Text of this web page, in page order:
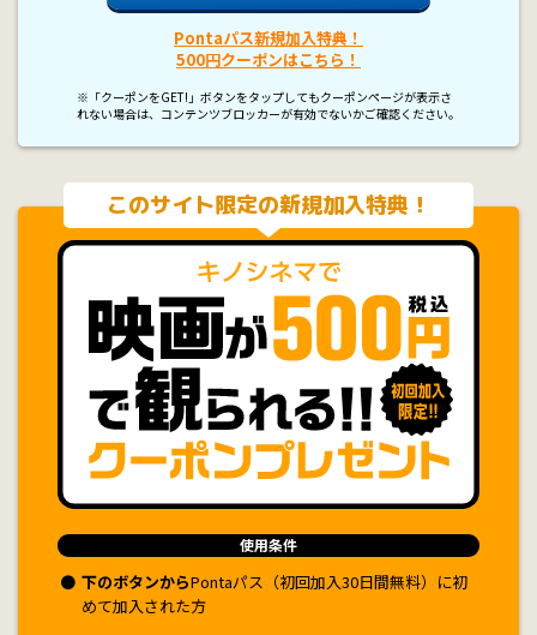
Pontaパス新規加入特典！
500円クーポンはこちら！
※「クーポンをGET!」ボタンをタップしてもクーポンページが表示さ
れない場合は、コンテンツブロッカーが有効でないかご確認ください。
このサイト限定の新規加入特典！
使用条件
● 下のボタンからPontaパス（初回加入30日間無料）に初
めて加入された方